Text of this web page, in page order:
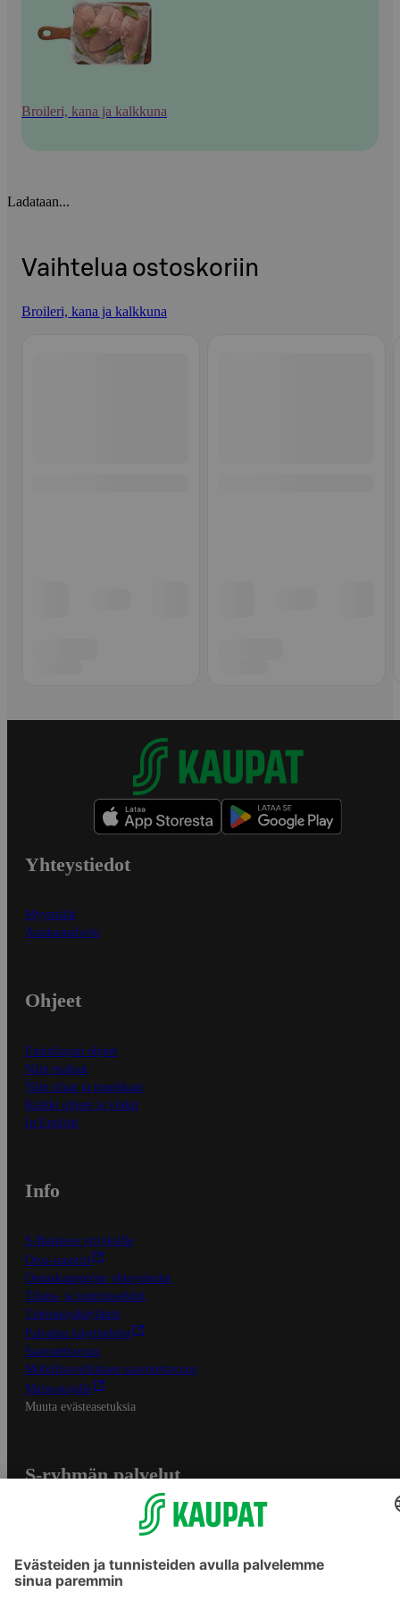
Broileri, kana ja kalkkuna
Ladataan...
Vaihtelua ostoskoriin
Broileri, kana ja kalkkuna
Yhteystiedot
Myymälät
Asiakaspalvelu
Ohjeet
Ensitilaajan ohjeet
Näin maksat
Näin tilaat ja muokkaat
Kaikki ohjeet ja vinkit
In English
Info
S-Business yrityksille
Oiva-raportit
Osuuskauppojen yhteystiedot
Tilaus- ja toimitusehdot
Tietosuojakäytäntö
Palvelun käyttöehdot
Saavutettavuus
Mobiilisovelluksen saavutettavuus
Mainostajalle
Muuta evästeasetuksia
S-ryhmän palvelut
Yhteishyvä Ruoka -sovellus
S-ostoslista -sovellus